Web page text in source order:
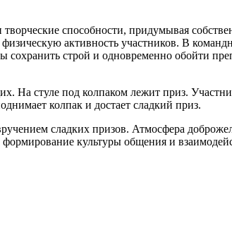
способности, придумывая
активность участников. В
строй и одновременно обойти
На стуле под колпаком лежит приз.
колпак и достает сладкий приз.
сладких призов. Атмосфера
культуры общения и